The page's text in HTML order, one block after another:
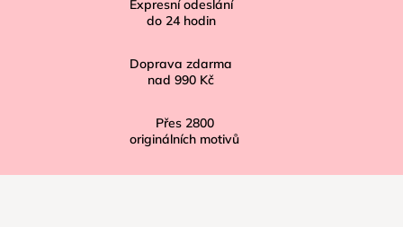
Expresní odeslání
do 24 hodin
Doprava zdarma
nad 990 Kč
Přes 2800
originálních motivů